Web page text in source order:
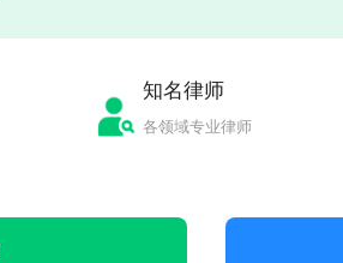
知名律师
各领域专业律师